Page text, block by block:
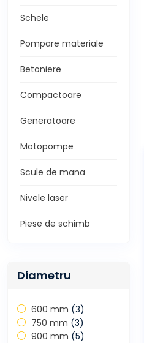
Schele
Pompare materiale
Betoniere
Compactoare
Generatoare
Motopompe
Scule de mana
Nivele laser
Piese de schimb
Diametru
600 mm (3)
750 mm (3)
900 mm (5)